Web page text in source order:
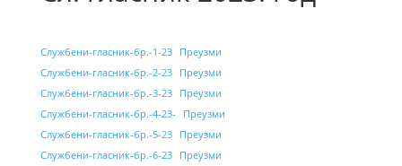
Службени-гласник-бр.-1-23
Преузми
Службени-гласник-бр.-2-23
Преузми
Службени-гласник-бр.-3-23
Преузми
Службени-гласник-бр.-4-23-
Преузми
Службени-гласник-бр.-5-23
Преузми
Службени-гласник-бр.-6-23
Преузми